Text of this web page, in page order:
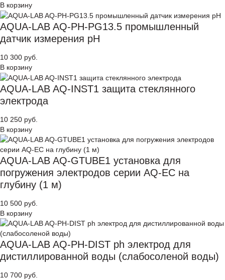
В корзину
AQUA-LAB AQ-PH-PG13.5 промышленный
датчик измерения рН
10 300 руб.
В корзину
AQUA-LAB AQ-INST1 защита стеклянного
электрода
10 250 руб.
В корзину
AQUA-LAB AQ-GTUBE1 установка для
погружения электродов серии AQ-EC на
глубину (1 м)
10 500 руб.
В корзину
AQUA-LAB AQ-PH-DIST ph электрод для
дистиллированной воды (слабосоленой воды)
10 700 руб.